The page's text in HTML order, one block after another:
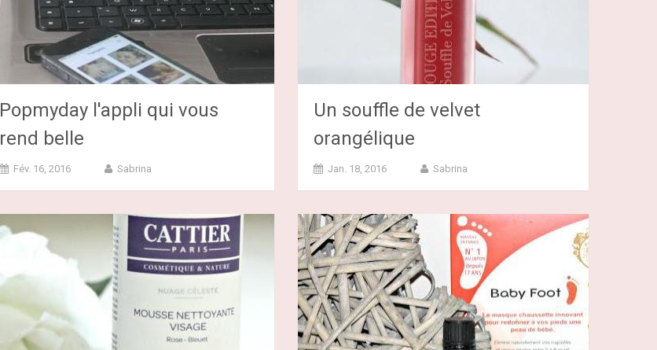
Popmyday l'appli qui vous
rend belle
Fév. 16, 2016 Sabrina
Un souffle de velvet
orangélique
Jan. 18, 2016 Sabrina